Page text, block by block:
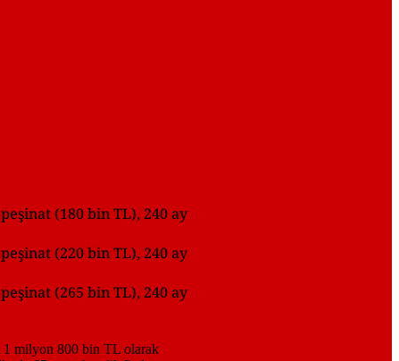
(180 bin TL), 240 ay
(220 bin TL), 240 ay
(265 bin TL), 240 ay